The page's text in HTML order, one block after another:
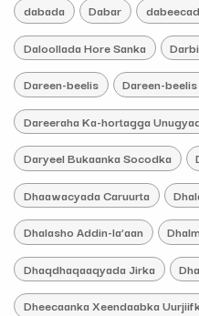
dabada Dabar
Daloollada Hore Sanka
Dareen-beelis Dareen-
Dareeraha Ka-hortagga
Daryeel Bukaanka Socodka
Dhaawacyada Caruurta
Dhalasho Addin-la’aan
Dhaqdhaqaaqyada Jirka
Dheecaanka Xeendaabka